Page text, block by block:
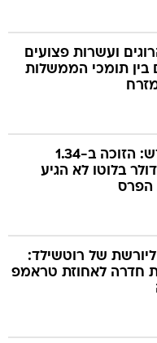
23 הרוגים ועשרות פצועים
בין תומכי הממשלות
אחרי חודש: הזוכה ב-1.34
בלוטו לא הגיע
הפרס
של רוטשילד:
חדרה לאחוזת טראמפ